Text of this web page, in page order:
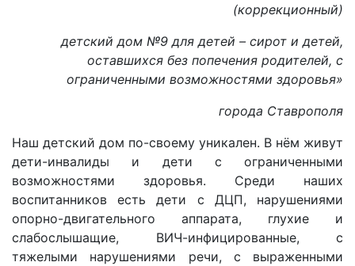
(коррекционный)
детский дом №9 для детей – сирот и детей,
оставшихся без попечения родителей, с
ограниченными возможностями здоровья»
города Ставрополя
Наш детский дом по-своему уникален. В нём живут
дети-инвалиды и дети с ограниченными
возможностями здоровья. Среди наших
воспитанников есть дети с ДЦП, нарушениями
опорно-двигательного аппарата, глухие и
слабослышащие, ВИЧ-инфицированные, с
тяжелыми нарушениями речи, с выраженными